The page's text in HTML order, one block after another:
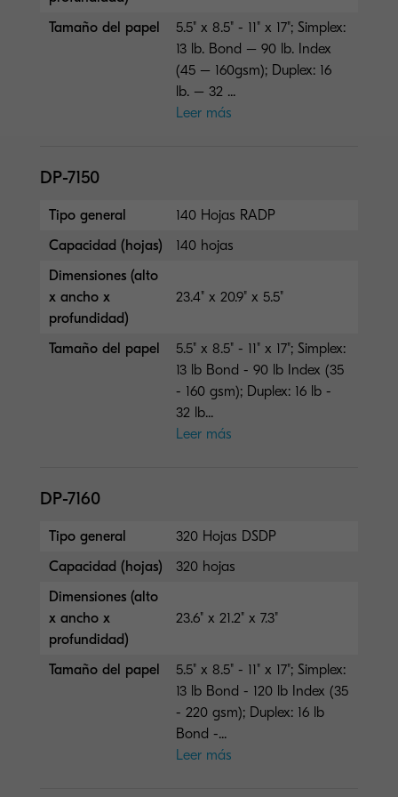
Tamaño del papel
5.5" x 8.5" - 11" x 17"; Simplex:
13 lb. Bond – 90 lb. Index
(45 – 160gsm); Duplex: 16
lb. – 32 ...
Leer más
DP-7150
Tipo general
140 Hojas RADP
Capacidad (hojas)
140 hojas
Dimensiones (alto
x ancho x
profundidad)
23.4" x 20.9" x 5.5"
Tamaño del papel
5.5" x 8.5" - 11" x 17"; Simplex:
13 lb Bond - 90 lb Index (35
- 160 gsm); Duplex: 16 lb -
32 lb...
Leer más
DP-7160
Tipo general
320 Hojas DSDP
Capacidad (hojas)
320 hojas
Dimensiones (alto
x ancho x
profundidad)
23.6" x 21.2" x 7.3"
Tamaño del papel
5.5" x 8.5" - 11" x 17"; Simplex:
13 lb Bond - 120 lb Index (35
- 220 gsm); Duplex: 16 lb
Bond -...
Leer más